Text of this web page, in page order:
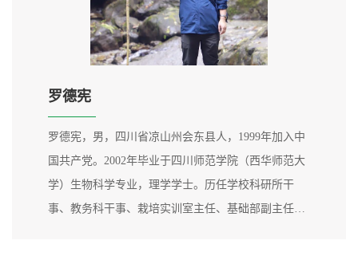
罗德宪
罗德宪，男，四川省凉山州会东县人，1999年加入中
国共产党。2002年毕业于四川师范学院（西华师范大
学）生物科学专业，理学学士。历任学校科研所干
事、教务科干事、栽培实训室主任、基础部副主任、